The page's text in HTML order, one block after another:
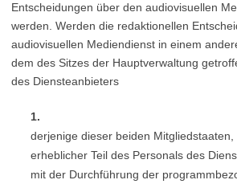
Entscheidungen über den audiovisuellen
werden. Werden die redaktionellen
audiovisuellen Mediendienst in einem
dem des Sitzes der Hauptverwaltung
des Diensteanbieters
1.
derjenige dieser beiden Mitgliedstaaten,
erheblicher Teil des Personals des
mit der Durchführung der